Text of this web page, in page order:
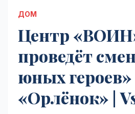
ДОМ
Центр
проведёт
юных
«Орлёнок» |